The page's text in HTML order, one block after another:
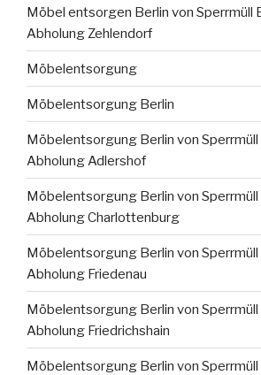
Möbel entsorgen Berlin von Sperrmüll
Abholung Zehlendorf
Möbelentsorgung
Möbelentsorgung Berlin
Möbelentsorgung Berlin von
Abholung Adlershof
Möbelentsorgung Berlin von
Abholung Charlottenburg
Möbelentsorgung Berlin von
Abholung Friedenau
Möbelentsorgung Berlin von
Abholung Friedrichshain
Möbelentsorgung Berlin von